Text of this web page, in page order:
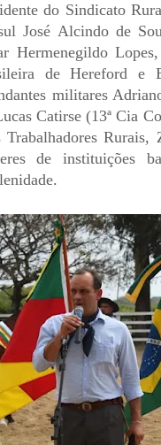
do Sindicato
José Alcindo de
Hermenegildo
de Hereford e
militares
Catirse (13ª Cia
Rurais,
de instituições